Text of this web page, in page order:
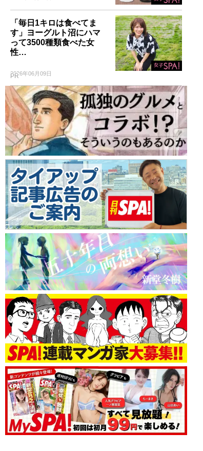
「毎日1キロは食べてま
す」ヨーグルト沼にハマ
って3500種類食べた女
性…
2026年06月09日
PR